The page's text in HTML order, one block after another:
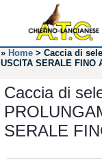
» Home > Caccia di
USCITA SERALE FINO
Caccia di
SERALE